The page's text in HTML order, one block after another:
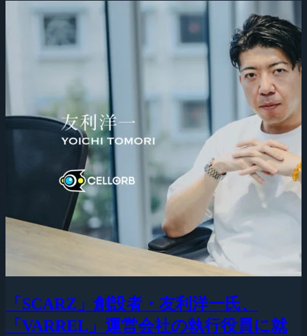
「SCARZ」創設者・友利洋一氏、
「VARREL」運営会社の執行役員に就